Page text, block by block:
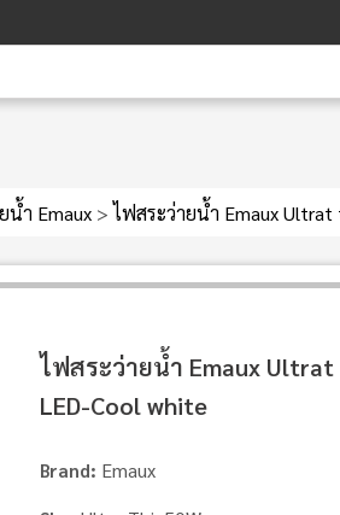
น้ำ Emaux > ไฟสระว่ายน้ำ Emaux
ไฟสระว่ายน้ำ Emaux
LED-Cool white
Brand: Emaux